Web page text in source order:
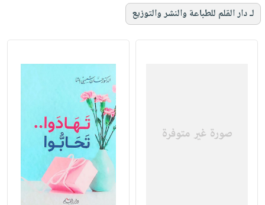
لـ دار القلم للطباعة والنشر والتوزيع